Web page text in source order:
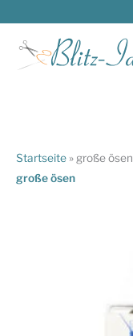
springen
Startseite » große ösen
große ösen